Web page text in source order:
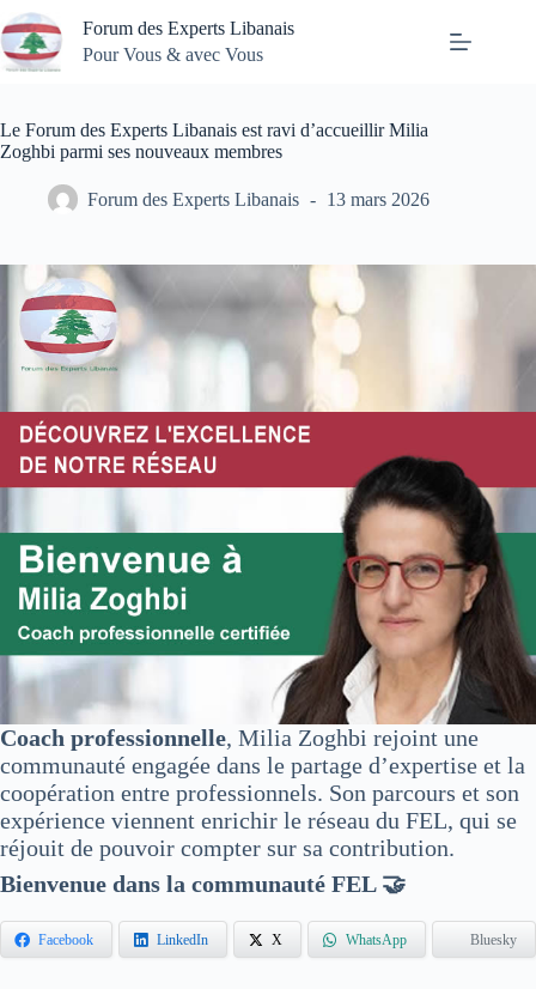
Passer
au
contenu
Forum des Experts Libanais
Pour Vous & avec Vous
Le Forum des Experts Libanais est ravi d’accueillir Milia
Zoghbi parmi ses nouveaux membres
Forum des Experts Libanais 13 mars 2026
Coach professionnelle, Milia Zoghbi rejoint une
communauté engagée dans le partage d’expertise et la
coopération entre professionnels. Son parcours et son
expérience viennent enrichir le réseau du FEL, qui se
réjouit de pouvoir compter sur sa contribution.
Bienvenue dans la communauté FEL 🤝
Facebook LinkedIn X WhatsApp Bluesky